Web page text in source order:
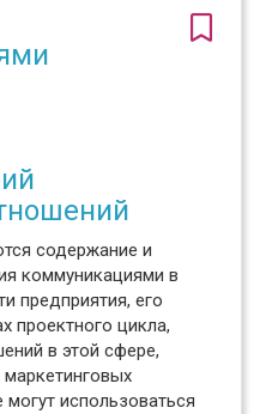
содержание и
коммуникациями в
предприятия, его
проектного цикла,
в этой сфере,
маркетинговых
использоваться